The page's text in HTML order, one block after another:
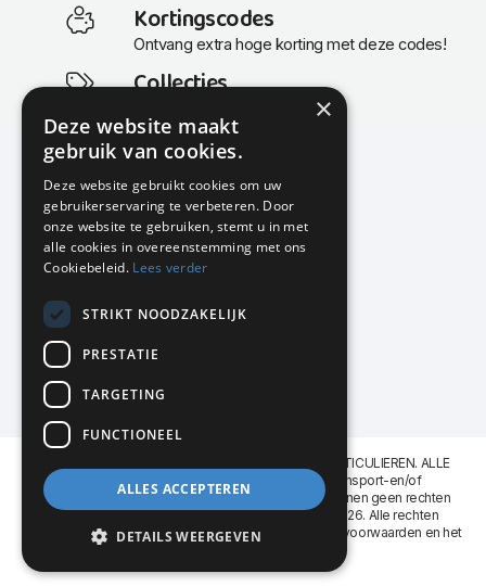
Kortingscodes
Ontvang extra hoge korting met deze codes!
Collecties
Actuele en populaire collecties
KMP Kantoormeubilair
Airport Business Park
Frankfurtstraat 29-31
1175 RH Lijnden
020-617 01 26
info@kmpkantoormeubilair.nl
Facebook
Instagram
KMP Kantoormeubilair levert aan BEDRIJVEN en PARTICULIEREN. ALLE
GENOEMDE PRIJZEN ZIJN EXCL. 21% B.T.W. Transport-en/of
Montagekosten op aanvraag. Aan deze website kunnen geen rechten
worden ontleend. KMP Kantoormeubilair VOF © 2026. Alle rechten
voorbehouden. Lees voor gebruik graag de
leveringsvoorwaarden en het
×
Deze website maakt
gebruik van cookies.
Deze website gebruikt cookies om uw
gebruikerservaring te verbeteren. Door
onze website te gebruiken, stemt u in met
alle cookies in overeenstemming met ons
Cookiebeleid. Lees verder
STRIKT NOODZAKELIJK
PRESTATIE
TARGETING
FUNCTIONEEL
ALLES ACCEPTEREN
DETAILS WEERGEVEN